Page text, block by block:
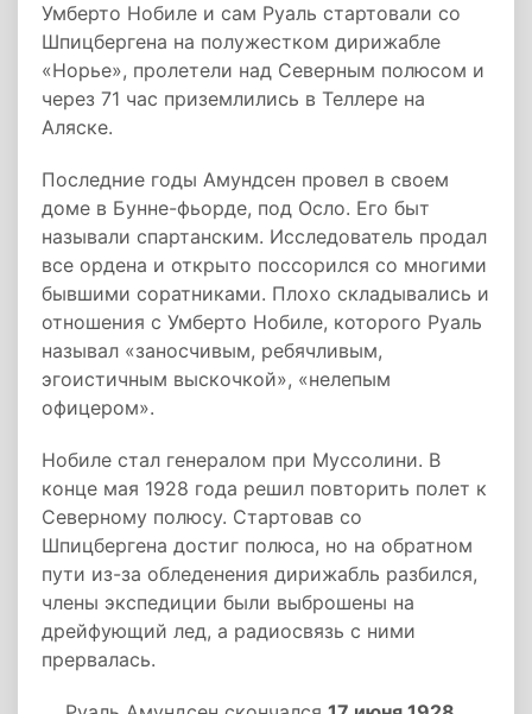
Умберто Нобиле и сам Руаль стартовали со
Шпицбергена на полужестком дирижабле
«Норье», пролетели над Северным полюсом и
через 71 час приземлились в Теллере на
Аляске.
Последние годы Амундсен провел в своем
доме в Бунне-фьорде, под Осло. Его быт
называли спартанским. Исследователь продал
все ордена и открыто поссорился со многими
бывшими соратниками. Плохо складывались и
отношения с Умберто Нобиле, которого Руаль
называл «заносчивым, ребячливым,
эгоистичным выскочкой», «нелепым
офицером».
Нобиле стал генералом при Муссолини. В
конце мая 1928 года решил повторить полет к
Северному полюсу. Стартовав со
Шпицбергена достиг полюса, но на обратном
пути из-за обледенения дирижабль разбился,
члены экспедиции были выброшены на
дрейфующий лед, а радиосвязь с ними
прервалась.